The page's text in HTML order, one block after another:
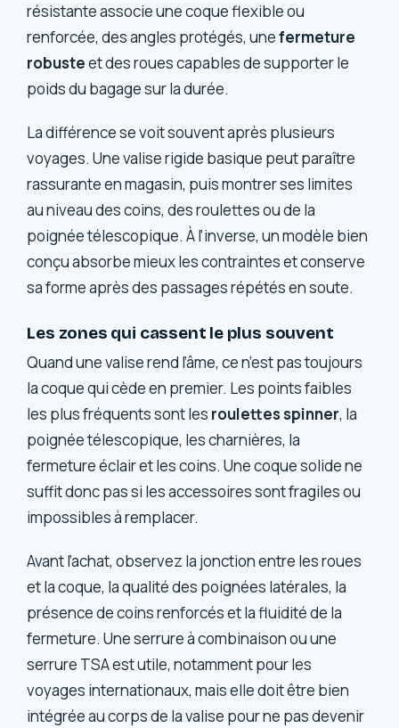
résistante associe une coque flexible ou
renforcée, des angles protégés, unefermeture
robusteet des roues capables de supporter le
poids du bagage sur la durée.
La différence se voit souvent après plusieurs
voyages. Une valise rigide basique peut paraître
rassurante en magasin, puis montrer ses limites
au niveau des coins, des roulettes ou de la
poignée télescopique. À l’inverse, un modèle bien
conçu absorbe mieux les contraintes et conserve
sa forme après des passages répétés en soute.
Les zones qui cassent le plus souvent
Quand une valise rend l’âme, ce n’est pas toujours
la coque qui cède en premier. Les points faibles
les plus fréquents sont les roulettes spinner, la
poignée télescopique, les charnières, la
fermeture éclair et les coins. Une coque solide ne
suffit donc pas si les accessoires sont fragiles ou
impossibles à remplacer.
Avant l’achat, observez la jonction entre les roues
et la coque, la qualité des poignées latérales, la
présence de coins renforcés et la fluidité de la
fermeture. Une serrure à combinaison ou une
serrure TSA est utile, notamment pour les
voyages internationaux, mais elle doit être bien
intégrée au corps de la valise pour ne pas devenir